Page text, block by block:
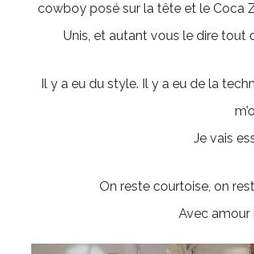
cowboy posé sur la tête et le Coca
Unis, et autant vous le dire tout
Il y a eu du style. Il y a eu de la
Je vais
On reste courtoise, on
Avec amour